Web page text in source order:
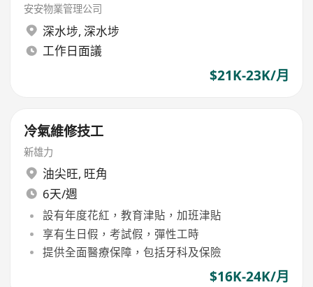
安安物業管理公司
深水埗, 深水埗
工作日面議
$21K-23K/月
冷氣維修技工
新雄力
油尖旺, 旺角
6天/週
設有年度花紅，教育津貼，加班津貼
享有生日假，考試假，彈性工時
提供全面醫療保障，包括牙科及保險
$16K-24K/月